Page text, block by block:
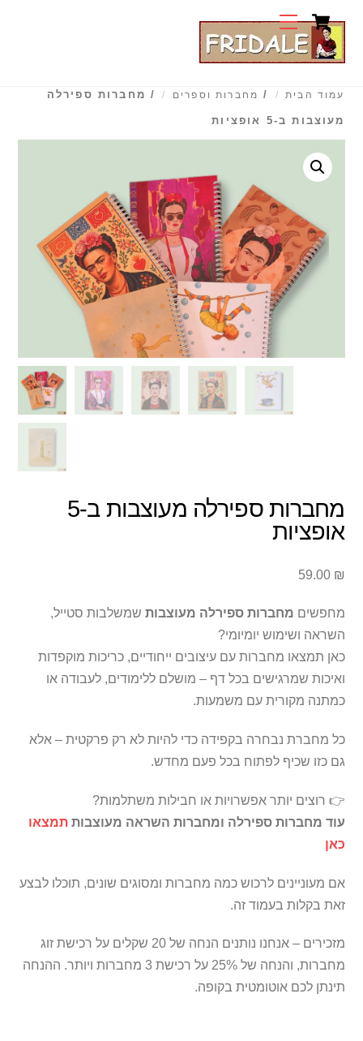
content
MenuCart
עמוד הבית / מחברות וספרים / מחברות ספירלה
מעוצבות ב-5 אופציות
מחברות ספירלה מעוצבות ב-5
אופציות
59.00 ₪
מחפשים מחברות ספירלה מעוצבות שמשלבות סטייל,
השראה ושימוש יומיומי?
כאן תמצאו מחברות עם עיצובים ייחודיים, כריכות מוקפדות
ואיכות שמרגישים בכל דף – מושלם ללימודים, לעבודה או
כמתנה מקורית עם משמעות.
כל מחברת נבחרה בקפידה כדי להיות לא רק פרקטית – אלא
גם כזו שכיף לפתוח בכל פעם מחדש.
👉 רוצים יותר אפשרויות או חבילות משתלמות?
עוד מחברות ספירלה ומחברות השראה מעוצבותתמצאו
כאן
אם מעוניינים לרכוש כמה מחברות ומסוגים שונים, תוכלו לבצע
זאת בקלות בעמוד זה.
מזכירים – אנחנו נותנים הנחה של 20 שקלים על רכישת זוג
מחברות, והנחה של 25% על רכישת 3 מחברות ויותר. ההנחה
תינתן לכם אוטומטית בקופה.